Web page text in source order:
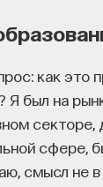
как это
Я был на
секторе,
сфере,
смысл не в
по
Я
на
хотела я